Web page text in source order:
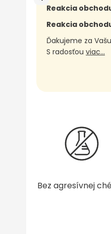
Reakcia
Reakcia
Ďakujeme za
S radosťou viac...
Bez agresívnej